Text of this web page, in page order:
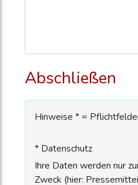
Abschließen
Hinweise * =
* Datenschutz
Ihre Daten werden nur
Zweck (hier: